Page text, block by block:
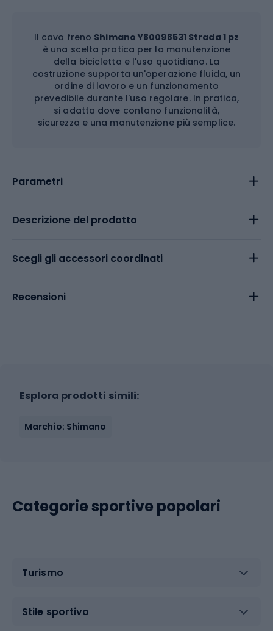
Il cavo freno Shimano Y80098531 Strada 1 pz
è una scelta pratica per la manutenzione
della bicicletta e l'uso quotidiano. La
costruzione supporta un'operazione fluida, un
ordine di lavoro e un funzionamento
prevedibile durante l'uso regolare. In pratica,
si adatta dove contano funzionalità,
sicurezza e una manutenzione più semplice.
Parametri
Descrizione del prodotto
Scegli gli accessori coordinati
Recensioni
Esplora prodotti simili:
Marchio: Shimano
Categorie sportive popolari
Turismo
Stile sportivo